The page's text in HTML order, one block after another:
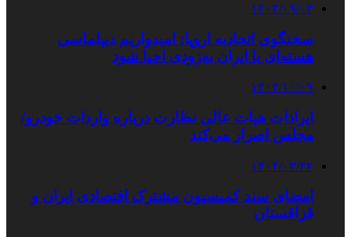
۱۴۰۳/۰۹/۰۳
سخنگوی اتحادیه اروپا: امیدواریم دیپلماسی
هسته‌ای با ایران به‌زودی احیا شود
۱۴۰۳/۱۰/۰۹
ایرادات هیات عالی نظارت درباره واردات خودرو/
مجلس اصرار می‌کند
۱۴۰۴/۰۳/۲۲
امضای سند کمیسیون مشترک اقتصادی ایران و
قزاقستان